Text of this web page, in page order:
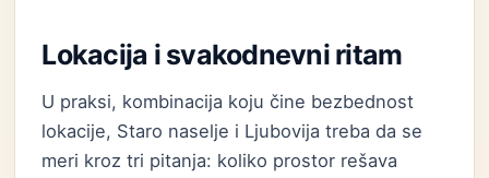
Lokacija i svakodnevni ritam
U praksi, kombinacija koju čine bezbednost
lokacije, Staro naselje i Ljubovija treba da se
meri kroz tri pitanja: koliko prostor rešava